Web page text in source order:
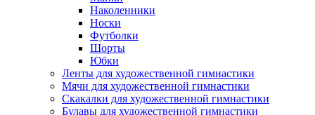
Наколенники
Носки
Футболки
Шорты
Юбки
Ленты для художественной гимнастики
Мячи для художественной гимнастики
Скакалки для художественной гимнастики
Булавы для художественной гимнастики